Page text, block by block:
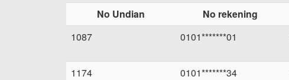
No Undian No rekening
1087
0101*******01
1174
0101*******34